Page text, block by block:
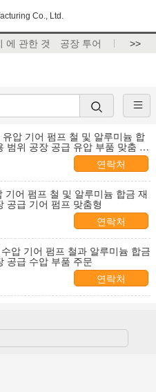
Co., Ltd.
에 관한 것 공장 투어 >>
압 기어 펌프 철 및 알루미늄 합
범위 공장 공급 유압 부품 맞춤 제
연락처
어 펌프 철 및 알루미늄 합금 재
공급 기어 펌프 맞춤형
연락처
압 기어 펌프 철과 알루미늄 합금
공급 수압 부품 주문
연락처